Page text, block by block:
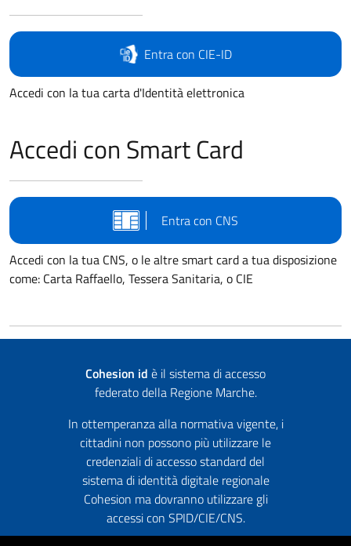
Entra con CIE-ID
Accedi con la tua carta d'Identità elettronica
Accedi con Smart Card
Entra con CNS
Accedi con la tua CNS, o le altre smart card a tua disposizione
come: Carta Raffaello, Tessera Sanitaria, o CIE
Cohesion id è il sistema di accesso
federato della Regione Marche.
In ottemperanza alla normativa vigente, i
cittadini non possono più utilizzare le
credenziali di accesso standard del
sistema di identità digitale regionale
Cohesion ma dovranno utilizzare gli
accessi con SPID/CIE/CNS.